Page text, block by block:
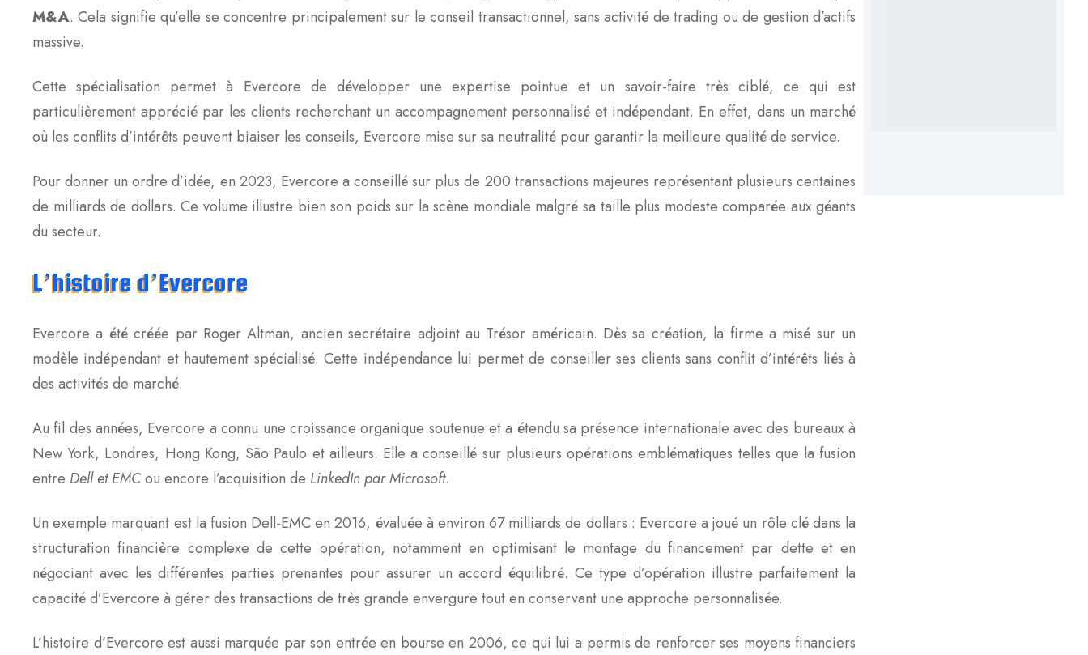
M&A. Cela signifie qu’elle se concentre principalement sur le conseil transactionnel, sans activité de trading ou de gestion d’actifs
massive.
Cette spécialisation permet à Evercore de développer une expertise pointue et un savoir-faire très ciblé, ce qui est
particulièrement apprécié par les clients recherchant un accompagnement personnalisé et indépendant. En effet, dans un marché
où les conflits d’intérêts peuvent biaiser les conseils, Evercore mise sur sa neutralité pour garantir la meilleure qualité de service.
Pour donner un ordre d’idée, en 2023, Evercore a conseillé sur plus de 200 transactions majeures représentant plusieurs centaines
de milliards de dollars. Ce volume illustre bien son poids sur la scène mondiale malgré sa taille plus modeste comparée aux géants
du secteur.
L’histoire d’Evercore
Evercore a été créée par Roger Altman, ancien secrétaire adjoint au Trésor américain. Dès sa création, la firme a misé sur un
modèle indépendant et hautement spécialisé. Cette indépendance lui permet de conseiller ses clients sans conflit d’intérêts liés à
des activités de marché.
Au fil des années, Evercore a connu une croissance organique soutenue et a étendu sa présence internationale avec des bureaux à
New York, Londres, Hong Kong, São Paulo et ailleurs. Elle a conseillé sur plusieurs opérations emblématiques telles que la fusion
entre Dell et EMCou encore l’acquisition de LinkedIn par Microsoft.
Un exemple marquant est la fusion Dell-EMC en 2016, évaluée à environ 67 milliards de dollars : Evercore a joué un rôle clé dans la
structuration financière complexe de cette opération, notamment en optimisant le montage du financement par dette et en
négociant avec les différentes parties prenantes pour assurer un accord équilibré. Ce type d’opération illustre parfaitement la
capacité d’Evercore à gérer des transactions de très grande envergure tout en conservant une approche personnalisée.
L’histoire d’Evercore est aussi marquée par son entrée en bourse en 2006, ce qui lui a permis de renforcer ses moyens financiers